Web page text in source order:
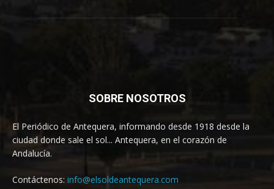
SOBRE NOSOTROS
El Periódico de Antequera, informando desde 1918 desde la
ciudad donde sale el sol... Antequera, en el corazón de
Andalucía.
Contáctenos: info@elsoldeantequera.com